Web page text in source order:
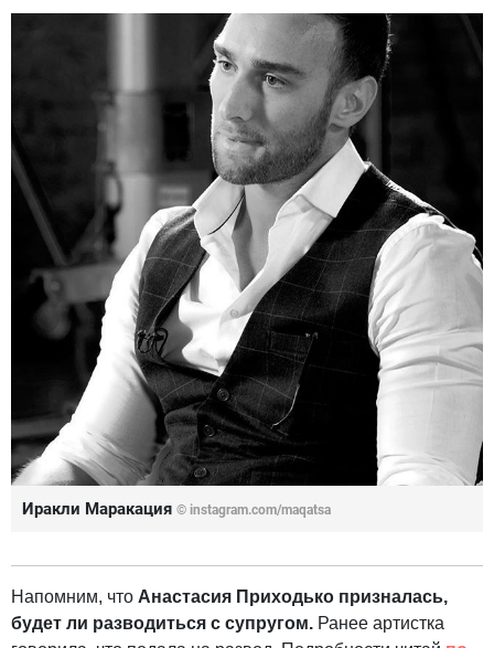
Иракли Маракация © instagram.com/maqatsa
Напомним, что Анастасия Приходько призналась,
будет ли разводиться с супругом. Ранее артистка